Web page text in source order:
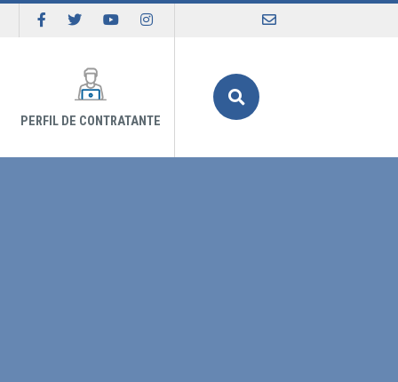
PERFIL DE CONTRATANTE